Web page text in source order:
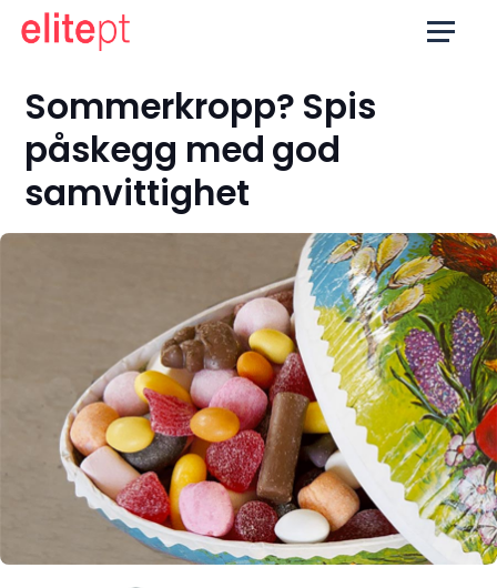
Sommerkropp? Spis
påskegg med god
samvittighet